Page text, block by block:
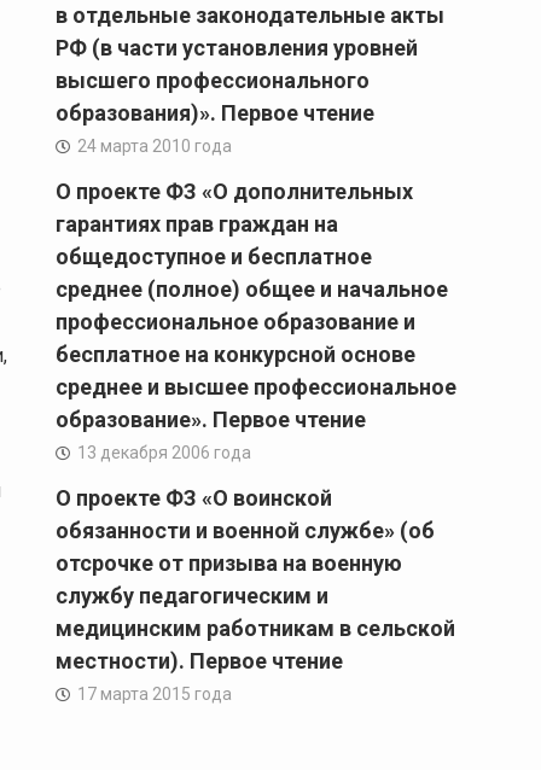
в отдельные законодательные акты
РФ (в части установления уровней
высшего профессионального
образования)». Первое чтение
24 марта 2010 года
О проекте ФЗ «О дополнительных
гарантиях прав граждан на
общедоступное и бесплатное
среднее (полное) общее и начальное
профессиональное образование и
бесплатное на конкурсной основе
среднее и высшее профессиональное
образование». Первое чтение
13 декабря 2006 года
О проекте ФЗ «О воинской
обязанности и военной службе» (об
отсрочке от призыва на военную
службу педагогическим и
медицинским работникам в сельской
местности). Первое чтение
17 марта 2015 года